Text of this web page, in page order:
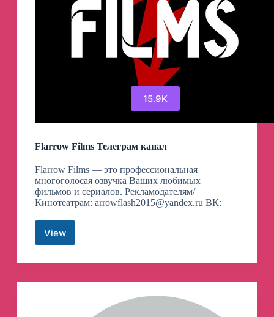
15.9K
Flarrow Films Телеграм канал
Flarrow Films — это профессиональная
многоголосая озвучка Ваших любимых
фильмов и сериалов. Рекламодателям/
Кинотеатрам: arrowflash2015@yandex.ru ВК:
ViewFlarrow
Телеграм